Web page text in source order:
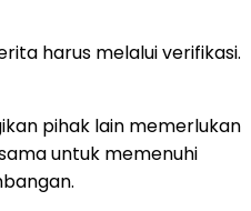
harus melalui verifikasi.
pihak lain memerlukan
untuk memenuhi